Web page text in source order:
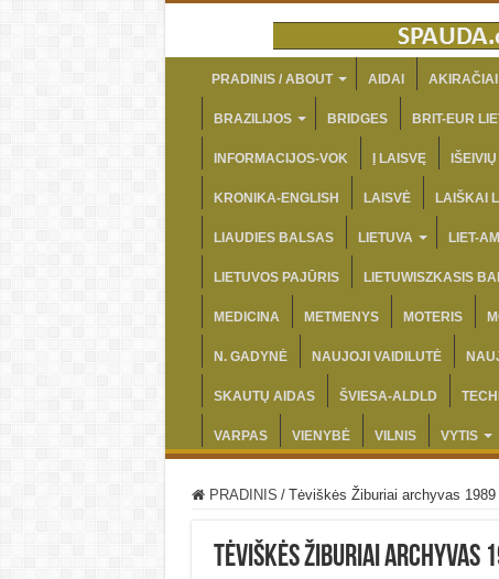
PRADINIS / ABOUT AIDAI AKIRAČIAI
BRAZILIJOS BRIDGES BRIT-EUR
INFORMACIJOS-VOK Į LAISVĘ
KRONIKA-ENGLISH LAISVĖ LAIŠKAI
LIAUDIES BALSAS LIETUVA LIET-
LIETUVOS PAJŪRIS LIETUWISZKASIS
MEDICINA METMENYS MOTERIS
N. GADYNĖ NAUJOJI VAIDILUTĖ
SKAUTŲ AIDAS ŠVIESA-ALDLD
VARPAS VIENYBĖ VILNIS VYTIS
PRADINIS / Tėviškės Žiburiai archyvas 1989
Tėviškės Žiburiai archyvas